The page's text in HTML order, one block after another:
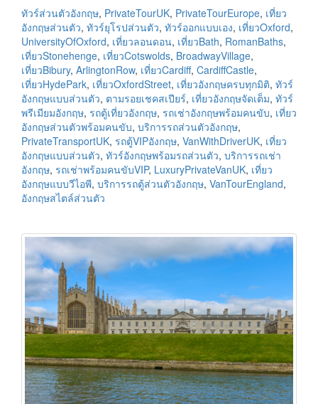
ทัวร์ส่วนตัวอังกฤษ, PrivateTourUK, PrivateTourEurope, เที่ยว
อังกฤษส่วนตัว, ทัวร์ยุโรปส่วนตัว, ทัวร์ออกแบบเอง, เที่ยวOxford,
UniversityOfOxford, เที่ยวลอนดอน, เที่ยวBath, RomanBaths,
เที่ยวStonehenge, เที่ยวCotswolds, BroadwayVillage,
เที่ยวBibury, ArlingtonRow, เที่ยวCardiff, CardiffCastle,
เที่ยวHydePark, เที่ยวOxfordStreet, เที่ยวอังกฤษครบทุกมิติ, ทัวร์
อังกฤษแบบส่วนตัว, ตามรอยเชคสเปียร์, เที่ยวอังกฤษจัดเต็ม, ทัวร์
พรีเมียมอังกฤษ, รถตู้เที่ยวอังกฤษ, รถเช่าอังกฤษพร้อมคนขับ, เที่ยว
อังกฤษส่วนตัวพร้อมคนขับ, บริการรถส่วนตัวอังกฤษ,
PrivateTransportUK, รถตู้VIPอังกฤษ, VanWithDriverUK, เที่ยว
อังกฤษแบบส่วนตัว, ทัวร์อังกฤษพร้อมรถส่วนตัว, บริการรถเช่า
อังกฤษ, รถเช่าพร้อมคนขับVIP, LuxuryPrivateVanUK, เที่ยว
อังกฤษแบบวีไอพี, บริการรถตู้ส่วนตัวอังกฤษ, VanTourEngland,
อังกฤษสไตล์ส่วนตัว